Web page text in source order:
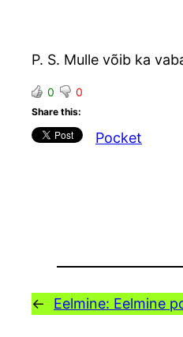
P. S. Mulle võib ka
0 0
Share this:
Pocket
← Eelmine: Eelmine